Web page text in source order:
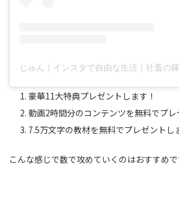
豪華11大特典プレゼントします！
動画2時間分のコンテンツを無料でプ
7.5万文字の教材を無料でプレゼントし
こんな感じで数で攻めていくのはおすすめで